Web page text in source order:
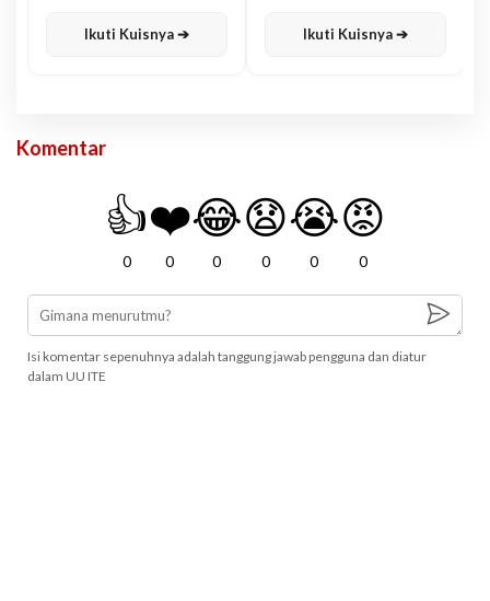
Ikuti Kuisnya ➔ Ikuti Kuisnya ➔
Komentar
👍
0
❤️
0
😂
0
😧
0
😭
0
😡
0
Isi komentar sepenuhnya adalah tanggung jawab pengguna dan diatur
dalam UU ITE